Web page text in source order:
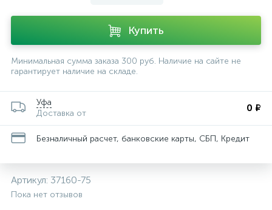
Купить
Минимальная сумма заказа 300 руб. Наличие на сайте не
гарантирует наличие на складе.
Уфа
Доставка от
0 ₽
Безналичный расчет, банковские карты, СБП, Кредит
Артикул: 37160-75
Пока нет отзывов